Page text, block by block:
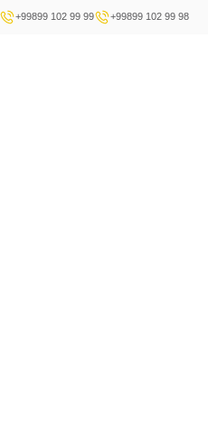
+99899 102 99 99 +99899 102 99 98